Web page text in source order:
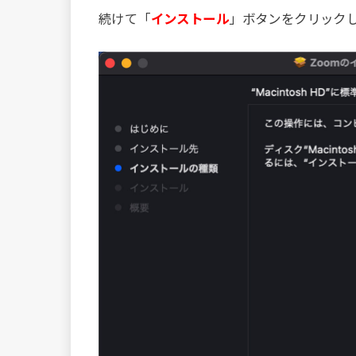
続けて「インストール」ボタンをクリック